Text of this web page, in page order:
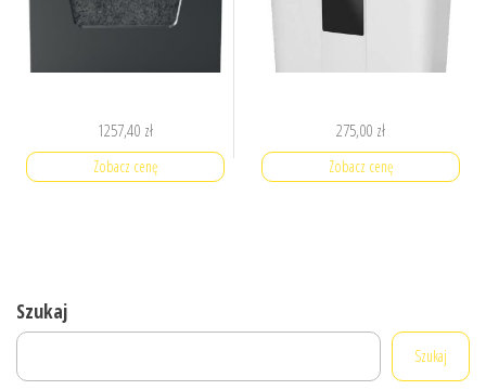
1257,40 zł
Zobacz cenę
275,00 zł
Zobacz cenę
Szukaj
Szukaj